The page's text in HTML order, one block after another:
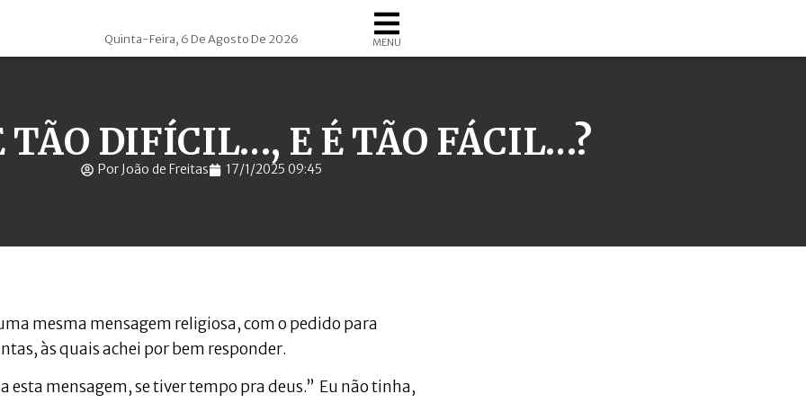
Quinta-Feira, 6 De Agosto De 2026 MENU
TÃO DIFÍCIL…, E É TÃO FÁCIL…?
Por João de Freitas 17/1/2025 09:45
mesma mensagem religiosa, com o pedido para
às quais achei por bem responder.
esta mensagem, se tiver tempo pra deus.” Eu não tinha,